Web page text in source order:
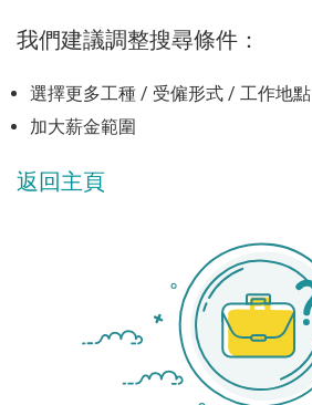
我們建議調整搜尋條件：
選擇更多工種 / 受僱形式 / 工作地點
加大薪金範圍
返回主頁